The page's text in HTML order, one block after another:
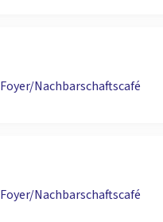
Foyer/Nachbarschaftscafé
Foyer/Nachbarschaftscafé